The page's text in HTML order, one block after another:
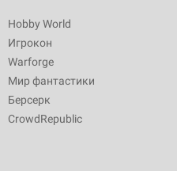
Hobby World
Игрокон
Warforge
Мир фантастики
Берсерк
CrowdRepublic